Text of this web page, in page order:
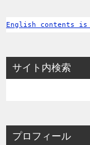
English contents
サイト内検索
プロフィール